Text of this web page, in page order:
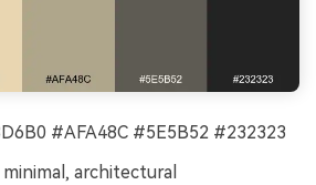
#AFA48C #5E5B52 #232323
architectural